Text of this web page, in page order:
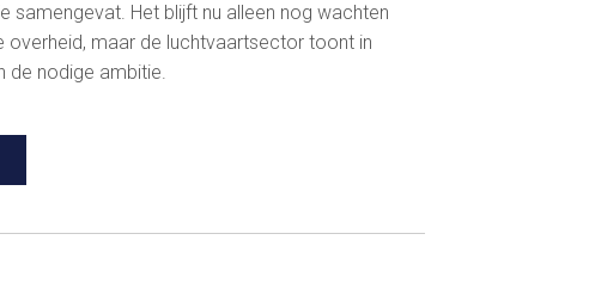
samengevat. Het blijft nu alleen nog wachten
overheid, maar de luchtvaartsector toont in
de nodige ambitie.